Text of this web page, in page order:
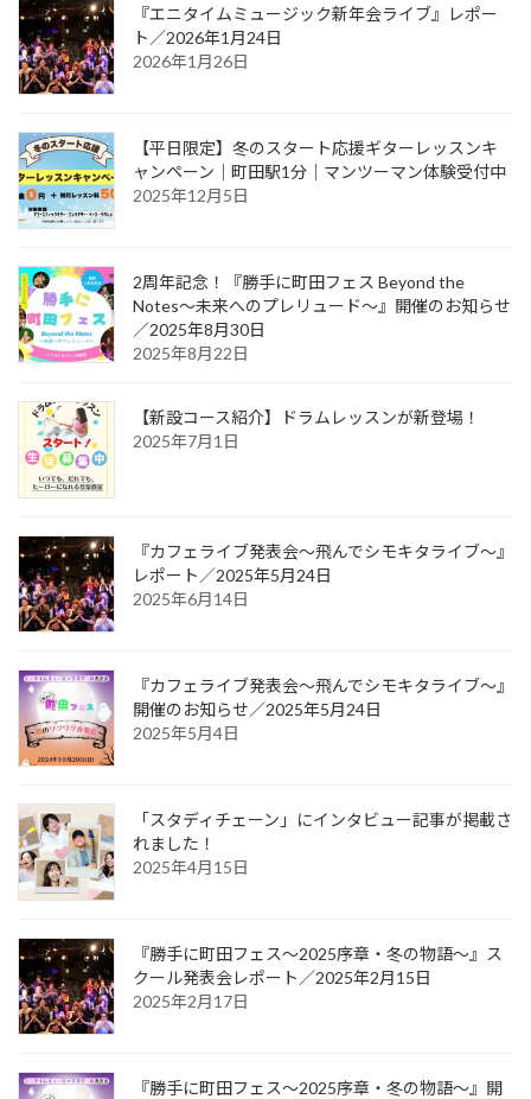
『エニタイムミュージック新年会ライブ』レポー
ト／2026年1月24日
2026年1月26日
【平日限定】冬のスタート応援ギターレッスンキ
ャンペーン｜町田駅1分｜マンツーマン体験受付中
2025年12月5日
2周年記念！『勝手に町田フェス Beyond the
Notes～未来へのプレリュード～』開催のお知らせ
／2025年8月30日
2025年8月22日
【新設コース紹介】ドラムレッスンが新登場！
2025年7月1日
『カフェライブ発表会〜飛んでシモキタライブ〜』
レポート／2025年5月24日
2025年6月14日
『カフェライブ発表会〜飛んでシモキタライブ〜』
開催のお知らせ／2025年5月24日
2025年5月4日
「スタディチェーン」にインタビュー記事が掲載さ
れました！
2025年4月15日
『勝手に町田フェス〜2025序章・冬の物語〜』ス
クール発表会レポート／2025年2月15日
2025年2月17日
『勝手に町田フェス〜2025序章・冬の物語〜』開